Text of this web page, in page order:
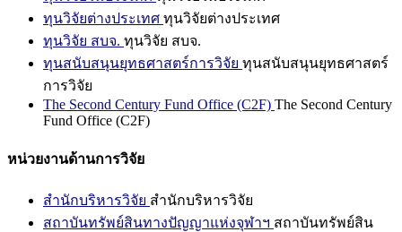
ทุนวิจัยต่างประเทศ ทุนวิจัยต่างประเทศ
ทุนวิจัย สบจ. ทุนวิจัย สบจ.
ทุนสนับสนุนยุทธศาสตร์การวิจัย ทุนสนับสนุนยุทธศาสตร์
การวิจัย
The Second Century Fund Office (C2F) The Second Century
Fund Office (C2F)
หน่วยงานด้านการวิจัย
สำนักบริหารวิจัย สำนักบริหารวิจัย
สถาบันทรัพย์สินทางปัญญาแห่งจุฬาฯ สถาบันทรัพย์สิน